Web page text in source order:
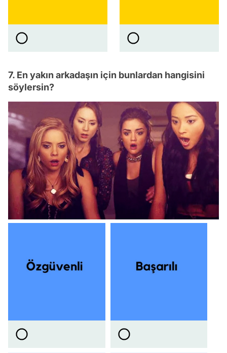
7. En yakın arkadaşın için bunlardan hangisini
söylersin?